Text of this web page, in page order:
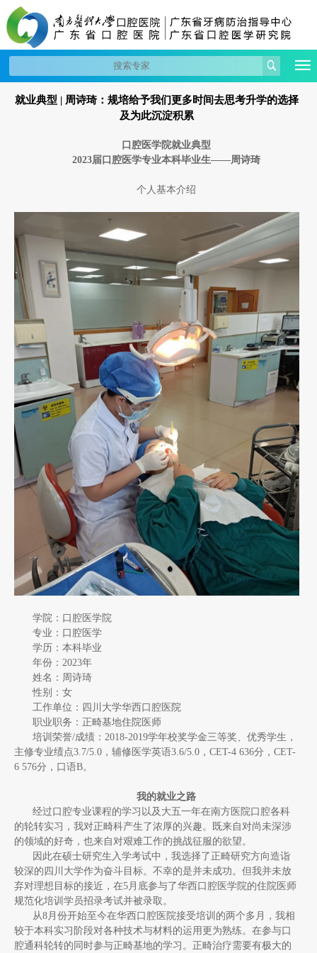
就业典型 | 周诗琦：规培给予我们更多时间去思考升学的选择
及为此沉淀积累
口腔医学院就业典型
2023届口腔医学专业本科毕业生——周诗琦
个人基本介绍
学院：口腔医学院
专业：口腔医学
学历：本科毕业
年份：2023年
姓名：周诗琦
性别：女
工作单位：四川大学华西口腔医院
职业职务：正畸基地住院医师
培训荣誉/成绩：2018-2019学年校奖学金三等奖、优秀学生，
主修专业绩点3.7/5.0，辅修医学英语3.6/5.0，CET-4 636分，CET-
6 576分，口语B。
我的就业之路
经过口腔专业课程的学习以及大五一年在南方医院口腔各科
的轮转实习，我对正畸科产生了浓厚的兴趣。既来自对尚未深涉
的领域的好奇，也来自对艰难工作的挑战征服的欲望。
因此在硕士研究生入学考试中，我选择了正畸研究方向造诣
较深的四川大学作为奋斗目标。不幸的是并未成功。但我并未放
弃对理想目标的接近，在5月底参与了华西口腔医学院的住院医师
规范化培训学员招录考试并被录取。
从8月份开始至今在华西口腔医院接受培训的两个多月，我相
较于本科实习阶段对各种技术与材料的运用更为熟练。在参与口
腔通科轮转的同时参与正畸基地的学习。正畸治疗需要有极大的